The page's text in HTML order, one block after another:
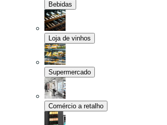
Bebidas
Loja de vinhos
Supermercado
Comércio a retalho